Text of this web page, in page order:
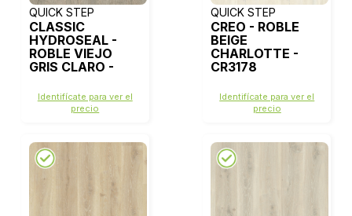
QUICK STEP
CLASSIC
HYDROSEAL -
ROBLE VIEJO
GRIS CLARO -
Identifícate para ver el
precio
QUICK STEP
CREO - ROBLE
BEIGE
CHARLOTTE -
CR3178
Identifícate para ver el
precio